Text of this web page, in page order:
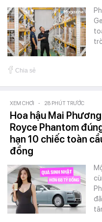
Chia sẻ
XEM CHƠI - 28 PHÚT TRƯỚC
Hoa hậu Mai
Royce Phantom
hạn 10 chiếc toàn
đồng